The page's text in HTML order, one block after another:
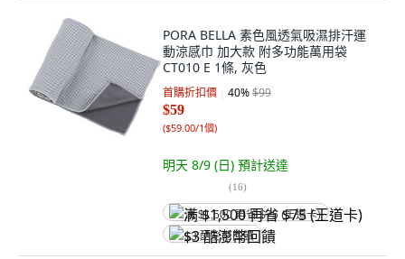
PORA BELLA 素色風透氣吸濕排汗運
動涼感巾 加大款 附多功能萬用袋
CT010 E 1條, 灰色
首購折扣價 40%$99
$59
($59.00/1個)
明天 8/9 (日) 預計送達
(16)
满 $1,500 再省 $75 (王道卡)
$3 酷澎幣回饋